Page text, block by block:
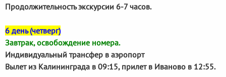
Продолжительность экскурсии 6-7 часов.
6 день (четверг)
Завтрак, освобождение номера.
Индивидуальный трансфер в аэропорт
Вылет из Калининграда в 09:15, прилет в Иваново в 12:55.